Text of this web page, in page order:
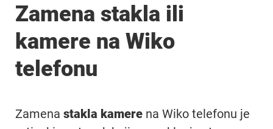
Zamena stakla ili
kamere na Wiko
telefonu
Zamena stakla kamere na Wiko telefonu je